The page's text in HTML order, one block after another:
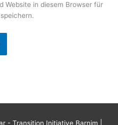
Website in diesem Browser für
- Transition Initiative Barnim